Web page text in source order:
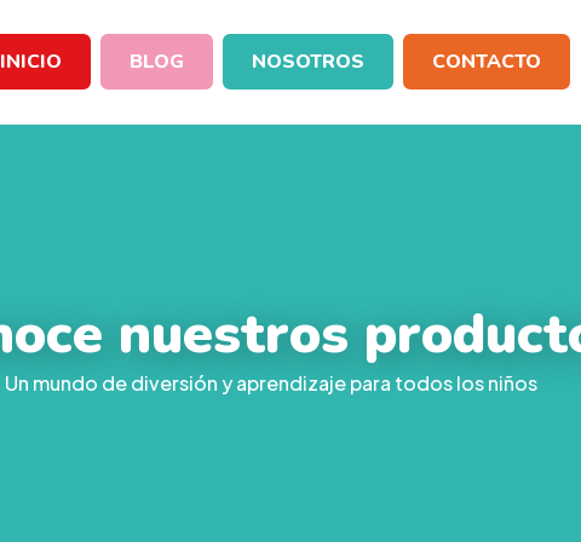
INICIO BLOG NOSOTROS CONTACTO
nuestros
Un mundo de diversión y aprendizaje para todos los niños